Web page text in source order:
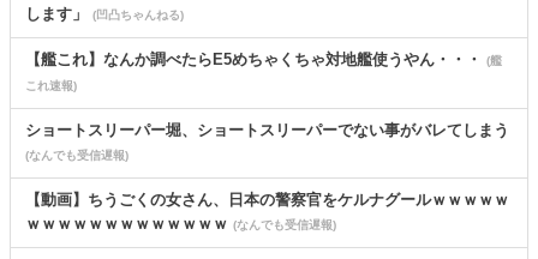
します」
(凹凸ちゃんねる)
【艦これ】なんか調べたらE5めちゃくちゃ対地艦使うやん・・・
(艦
これ速報)
ショートスリーパー堀、ショートスリーパーでない事がバレてしまう
(なんでも受信遅報)
【動画】ちうごくの女さん、日本の警察官をケルナグールｗｗｗｗｗ
ｗｗｗｗｗｗｗｗｗｗｗｗｗ (なんでも受信遅報)